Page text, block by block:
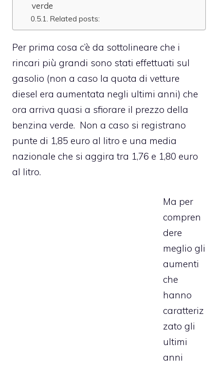
verde
Related posts:
Per prima cosa c’è da sottolineare che i
rincari più grandi sono stati effettuati sul
gasolio (non a caso la quota di vetture
diesel era aumentata negli ultimi anni) che
ora arriva quasi a sfiorare il prezzo della
benzina verde. Non a caso si registrano
punte di 1,85 euro al litro e una media
nazionale che si aggira tra 1,76 e 1,80 euro
al litro.
Ma per
compren
dere
meglio gli
aumenti
che
hanno
caratteriz
zato gli
ultimi
anni